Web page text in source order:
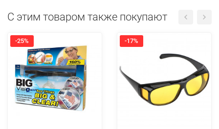
С этим товаром также покупают
-25% -17%